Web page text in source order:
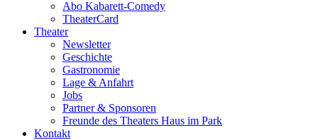
Abo Kabarett-Comedy
TheaterCard
Theater
Newsletter
Geschichte
Gastronomie
Lage & Anfahrt
Jobs
Partner & Sponsoren
Freunde des Theaters Haus im Park
Kontakt